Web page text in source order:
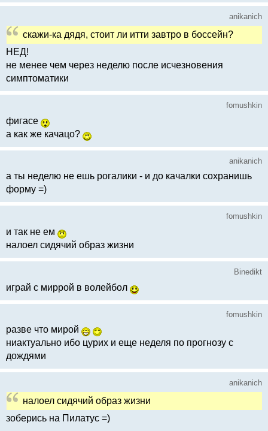
anikanich
скажи-ка дядя, стоит ли итти завтро в боссейн?
НЕД!
не менее чем через неделю после исчезновения
симптоматики
fomushkin
фигасе
а как же качацо?
anikanich
а ты неделю не ешь рогалики - и до качалки сохранишь
форму =)
fomushkin
и так не ем
налоел сидячий образ жизни
Binedikt
играй с миррой в волейбол
fomushkin
разве что мирой
ниактуально ибо цурих и еще неделя по прогнозу с
дождями
anikanich
налоел сидячий образ жизни
зоберись на Пилатус =)